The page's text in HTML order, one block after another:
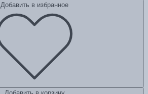
Добавить в избранное